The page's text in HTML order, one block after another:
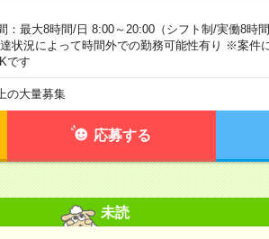
：最大8時間/日 8:00～20:00（シフト制/実働8時
状況によって時間外での勤務可能性有り ※案件
です
の大量募集
応募する
未読